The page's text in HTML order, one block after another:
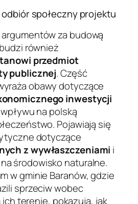
społeczny projektu
za budową
również
przedmiot
publicznej. Część
obawy dotyczące
inwestycji
na polską
Pojawiają się
dotyczące
z wywłaszczeniami i
środowisko naturalne.
w gminie Baranów, gdzie
sprzeciw wobec
ich terenie, pokazują, jak